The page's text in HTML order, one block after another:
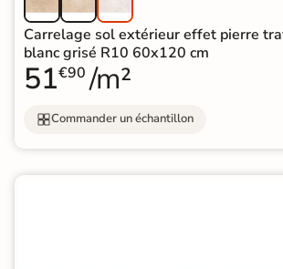
Carrelage sol extérieur effet pierre
blanc grisé R10 60x120 cm
51€90 /m²
Commander un échantillon